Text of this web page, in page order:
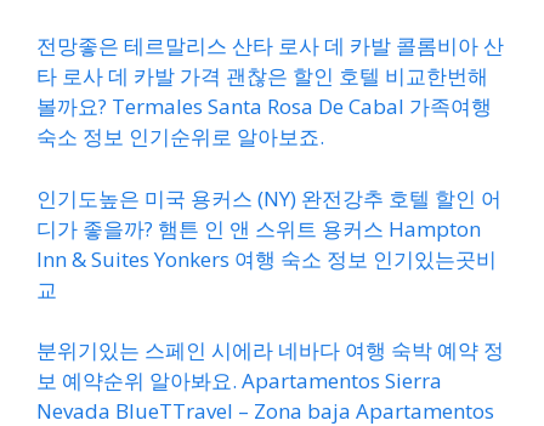
전망좋은 테르말리스 산타 로사 데 카발 콜롬비아 산
타 로사 데 카발 가격 괜찮은 할인 호텔 비교한번해
볼까요? Termales Santa Rosa De Cabal 가족여행
숙소 정보 인기순위로 알아보죠.
인기도높은 미국 용커스 (NY) 완전강추 호텔 할인 어
디가 좋을까? 햄튼 인 앤 스위트 용커스 Hampton
Inn & Suites Yonkers 여행 숙소 정보 인기있는곳비
교
분위기있는 스페인 시에라 네바다 여행 숙박 예약 정
보 예약순위 알아봐요. Apartamentos Sierra
Nevada BlueTTravel – Zona baja Apartamentos